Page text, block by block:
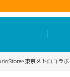
東京メトロコラ